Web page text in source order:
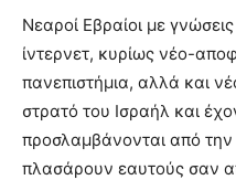
Νεαροί Εβραίοι με
ίντερνετ, κυρίως νέο-
πανεπιστήμια, αλλά και
στρατό του Ισραήλ και
προσλαμβάνονται από
πλασάρουν εαυτούς σαν